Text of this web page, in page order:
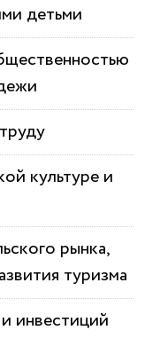
детьми
культуре и
рынка,
туризма
инвестиций